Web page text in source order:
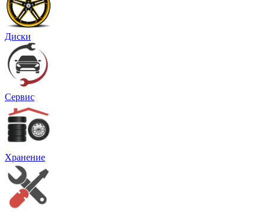
Диски
Сервис
Хранение